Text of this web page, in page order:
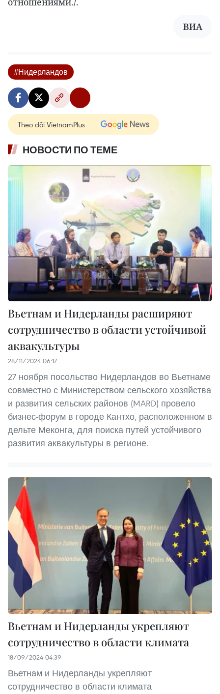
ВИА
#Нидерландов
Theo dõi VietnamPlus
НОВОСТИ ПО ТЕМЕ
Вьетнам и Нидерланды расширяют
сотрудничество в области устойчивой
аквакультуры
28/11/2024 06:17
27 ноября посольство Нидерландов во Вьетнаме
совместно с Министерством сельского хозяйства
и развития сельских районов (MARD) провело
бизнес-форум в городе Кантхо, расположенном в
дельте Меконга, для поиска путей устойчивого
развития аквакультуры в регионе.
Вьетнам и Нидерланды укрепляют
сотрудничество в области климата
18/09/2024 04:39
Вьетнам и Нидерланды укрепляют
сотрудничество в области климата